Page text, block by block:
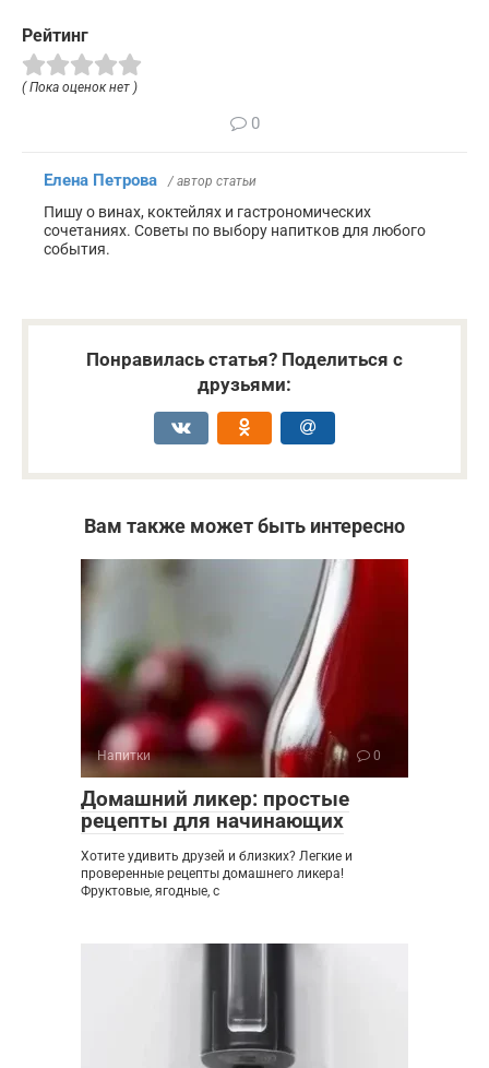
Рейтинг
( Пока оценок нет )
0
Елена Петрова / автор статьи
Пишу о винах, коктейлях и гастрономических
сочетаниях. Советы по выбору напитков для любого
события.
Понравилась статья? Поделиться с
друзьями:
Вам также может быть интересно
Напитки 0
Домашний ликер: простые
рецепты для начинающих
Хотите удивить друзей и близких? Легкие и
проверенные рецепты домашнего ликера!
Фруктовые, ягодные, с